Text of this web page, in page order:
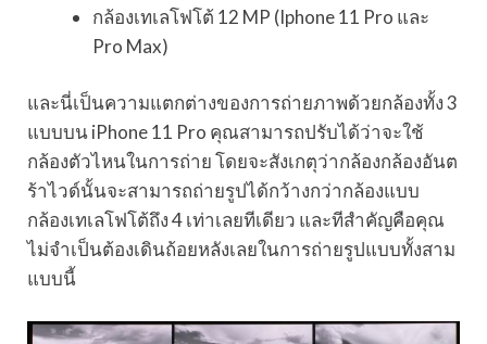
กล้องเทเลโฟโต้ 12 MP (Iphone 11 Pro และ
Pro Max)
และนี่เป็นความแตกต่างของการถ่ายภาพด้วยกล้องทั้ง 3
แบบบน iPhone 11 Pro คุณสามารถปรับได้ว่าจะใช้
กล้องตัวไหนในการถ่าย โดยจะสังเกตุว่ากล้องกล้องอันต
ร้าไวด์นั้นจะสามารถถ่ายรูปได้กว้างกว่ากล้องแบบ
กล้องเทเลโฟโต้ถึง 4 เท่าเลยทีเดียว และทีสำคัญคือคุณ
ไม่จำเป็นต้องเดินถ้อยหลังเลยในการถ่ายรูปแบบทั้งสาม
แบบนี้